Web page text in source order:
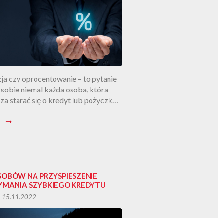
czy oprocentowanie – to pytanie
niemal każda osoba, która
starać się o kredyt lub pożyczkę.
a nie przysporzy nam
pieniądze […]
➞
NA PRZYSPIESZENIE
SZYBKIEGO KREDYTU
15.11.2022